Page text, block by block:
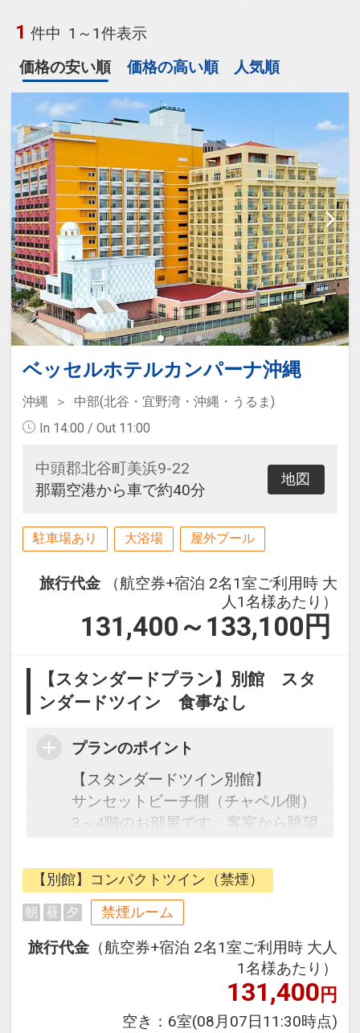
1 件中 1～1件表示
価格の安い順
価格の高い順 人気順
ベッセルホテルカンパーナ沖縄
沖縄
中部(北谷・宜野湾・沖縄・うるま)
In 14:00 / Out 11:00
中頭郡北谷町美浜9-22
那覇空港から車で約40分
地図
駐車場あり 大浴場 屋外プール
旅行代金
（航空券+宿泊 2名1室ご利用時 大
人1名様あたり）
131,400～133,100 円
【スタンダードプラン】別館 スタ
ンダードツイン 食事なし
プランのポイント
【スタンダードツイン別館】
サンセットビーチ側（チャペル側）
3～4階のお部屋です。客室から眺望
ても使い勝手のいいお部屋です。ご
家族・グループ旅行に適していま
す。
●お子様のご宿泊について●
6歳以上の添い寝のお客様は別途施
設利用料1,000円を現地にてお支払
いください。
【別館】コンパクトツイン（禁煙）
朝 昼 夕 禁煙ルーム
旅行代金 （航空券+宿泊 2名1室ご利用時 大人
1名様あたり）
131,400円
空き： 6室(08月07日11:30時点)